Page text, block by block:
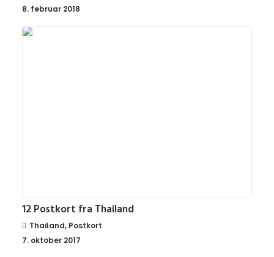
8. februar 2018
12 Postkort fra Thailand
Thailand, Postkort
7. oktober 2017